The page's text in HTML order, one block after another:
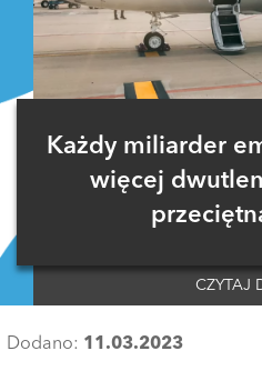
Każdy miliarder
więcej
CZYTAJ
Dodano: 11.03.2023